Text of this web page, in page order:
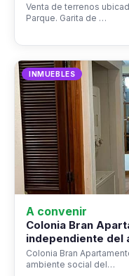
Venta de terrenos
Parque. Garita de …
INMUEBLES
A convenir
Colonia Bran
independiente del
Colonia Bran
ambiente social del…